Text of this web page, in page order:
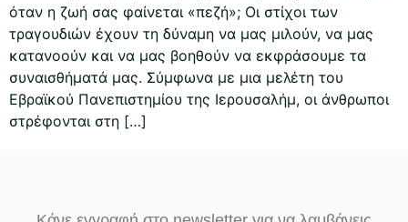
όταν η ζωή σας φαίνεται «πεζή»; Οι στίχοι των
τραγουδιών έχουν τη δύναμη να μας μιλούν, να μας
κατανοούν και να μας βοηθούν να εκφράσουμε τα
συναισθήματά μας. Σύμφωνα με μια μελέτη του
Εβραϊκού Πανεπιστημίου της Ιερουσαλήμ, οι άνθρωποι
στρέφονται στη […]